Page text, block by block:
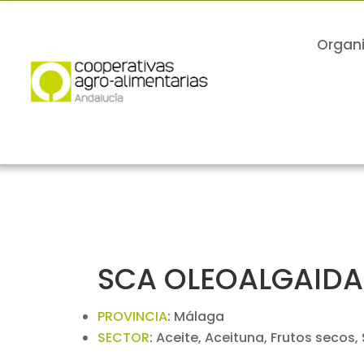
SCA
PROVINCIA: Málaga
SECTOR:Aceite, Aceituna, Frutos secos,